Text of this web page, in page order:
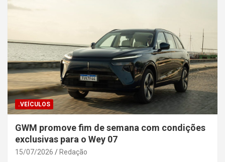
.VEÍCULOS
GWM promove fim de semana com condições
exclusivas para o Wey 07
15/07/2026 Redação